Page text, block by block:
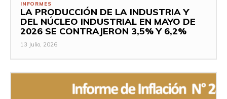
INFORMES
LA PRODUCCIÓN DE LA INDUSTRIA Y
DEL NÚCLEO INDUSTRIAL EN MAYO DE
2026 SE CONTRAJERON 3,5% Y 6,2%
13 Julio, 2026